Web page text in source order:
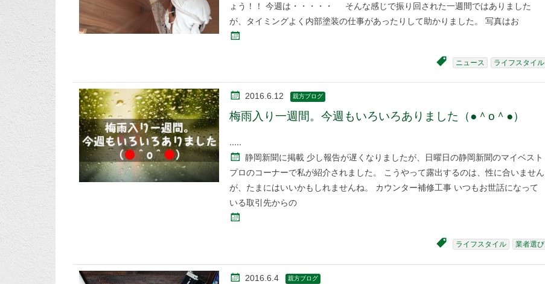
ょう！！ 今週は・・・・・ そんな感じで振り回された一週間ではありました
が、タイミングよく内部塗装の仕事があったりして助かりました。 写真はお
ニュース ライフスタイル
2016.6.12 親方ブログ
梅雨入り一週間。今週もいろいろありました（●＾o＾●）
静岡新聞に掲載 少し報告が遅くなりましたが、日曜日の静岡新聞のマイベスト
プロのコーナーで私が紹介されました。 こうやって露出するのは、性に合いません
が、たまにはいいかもしれませんね。 カウンター補修工事 いつもお世話になって
いる取引先からの
ライフスタイル 業者選び
2016.6.4 親方ブログ